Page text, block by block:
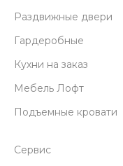
Раздвижные двери
Гардеробные
Кухни на заказ
Мебель Лофт
Подъемные кровати
Сервис